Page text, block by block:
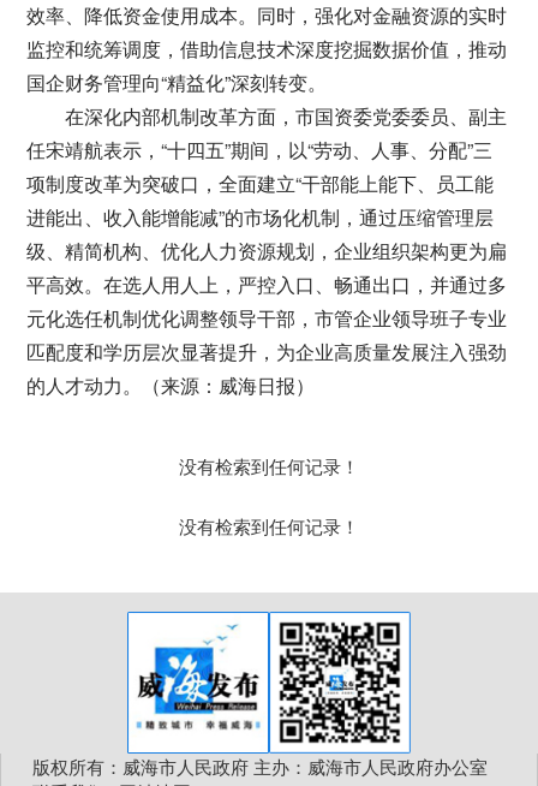
效率、降低资金使用成本。同时，强化对金融资源的实时
监控和统筹调度，借助信息技术深度挖掘数据价值，推动
国企财务管理向“精益化”深刻转变。
在深化内部机制改革方面，市国资委党委委员、副主
任宋靖航表示，“十四五”期间，以“劳动、人事、分配”三
项制度改革为突破口，全面建立“干部能上能下、员工能
进能出、收入能增能减”的市场化机制，通过压缩管理层
级、精简机构、优化人力资源规划，企业组织架构更为扁
平高效。在选人用人上，严控入口、畅通出口，并通过多
元化选任机制优化调整领导干部，市管企业领导班子专业
匹配度和学历层次显著提升，为企业高质量发展注入强劲
的人才动力。（来源：威海日报）
没有检索到任何记录！
没有检索到任何记录！
版权所有：威海市人民政府 主办：威海市人民政府办公室